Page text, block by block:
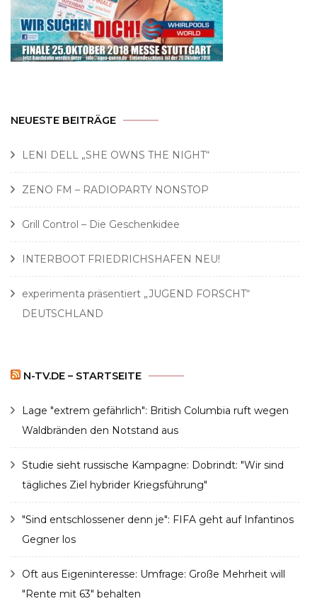
NEUESTE BEITRÄGE
LENI DELL „SHE OWNS THE NIGHT“
ZENO FM – RADIOPARTY NONSTOP
Grill Control – Die Geschenkidee
INTERBOOT FRIEDRICHSHAFEN NEU!
experimenta präsentiert „JUGEND FORSCHT“
DEUTSCHLAND
N-TV.DE – STARTSEITE
Lage "extrem gefährlich": British Columbia ruft wegen
Waldbränden den Notstand aus
Studie sieht russische Kampagne: Dobrindt: "Wir sind
tägliches Ziel hybrider Kriegsführung"
"Sind entschlossener denn je": FIFA geht auf Infantinos
Gegner los
Oft aus Eigeninteresse: Umfrage: Große Mehrheit will
"Rente mit 63" behalten